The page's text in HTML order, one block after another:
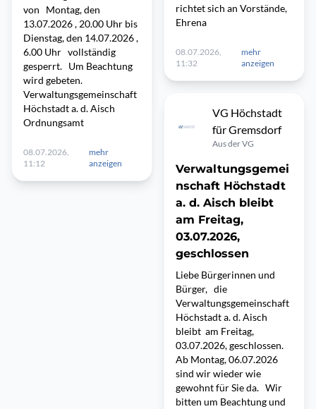
von Montag, den
13.07.2026 , 20.00 Uhr bis
Dienstag, den 14.07.2026 ,
6.00 Uhr vollständig
gesperrt. Um Beachtung
wird gebeten.
Verwaltungsgemeinschaft
Höchstadt a. d. Aisch
Ordnungsamt
08.07.2026,
11:12
mehr
anzeigen
richtet sich an Vorstände,
Ehrena
08.07.2026,
11:32
mehr
anzeigen
VG Höchstadt
für Gremsdorf
Aus der VG
Verwaltungsgemei
nschaft Höchstadt
a. d. Aisch bleibt
am Freitag,
03.07.2026,
geschlossen
Liebe Bürgerinnen und
Bürger, die
Verwaltungsgemeinschaft
Höchstadt a. d. Aisch
bleibt am Freitag,
03.07.2026, geschlossen.
Ab Montag, 06.07.2026
sind wir wieder wie
gewohnt für Sie da. Wir
bitten um Beachtung und